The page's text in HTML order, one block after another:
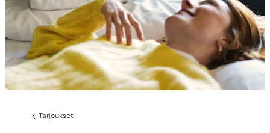
Edellinen
Tarjoukset